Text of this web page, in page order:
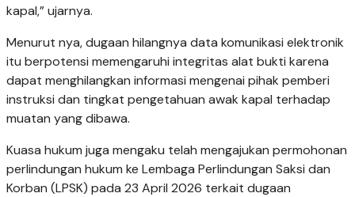
kapal,” ujarnya.
Menurut nya, dugaan hilangnya data komunikasi elektronik
itu berpotensi memengaruhi integritas alat bukti karena
dapat menghilangkan informasi mengenai pihak pemberi
instruksi dan tingkat pengetahuan awak kapal terhadap
muatan yang dibawa.
Kuasa hukum juga mengaku telah mengajukan permohonan
perlindungan hukum ke Lembaga Perlindungan Saksi dan
Korban (LPSK) pada 23 April 2026 terkait dugaan